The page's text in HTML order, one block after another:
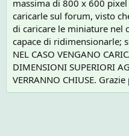
massima di 800 x 600
caricarle sul forum, visto
di caricare le miniature nel
capace di ridimensionarle;
NEL CASO VENGANO
DIMENSIONI SUPERIORI
VERRANNO CHIUSE.